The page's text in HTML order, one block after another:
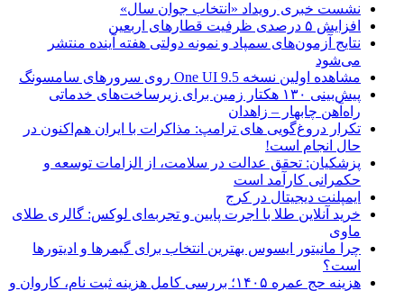
نشست خبری رویداد «انتخاب جوان سال»
افزایش ۵ درصدی ظرفیت قطارهای اربعین
نتایج آزمون‌های سمپاد و نمونه دولتی هفته آینده منتشر
می‌شود
مشاهده اولین نسخه One UI 9.5 روی سرورهای سامسونگ
پیش‌بینی ۱۳۰ هکتار زمین برای زیرساخت‌های خدماتی
راه‌آهن چابهار – زاهدان
تکرار دروغ‌گویی های ترامپ: مذاکرات با ایران هم‌اکنون در
حال انجام است!
پزشکیان: تحقق عدالت در سلامت، از الزامات توسعه و
حکمرانی کارآمد است
ایمپلنت دیجیتال در کرج
خرید آنلاین طلا با اجرت پایین و تجربه‌ای لوکس: گالری طلای
ماوی
چرا مانیتور ایسوس بهترین انتخاب برای گیمرها و ادیتورها
است؟
هزینه حج عمره ۱۴۰۵؛ بررسی کامل هزینه ثبت نام، کاروان و